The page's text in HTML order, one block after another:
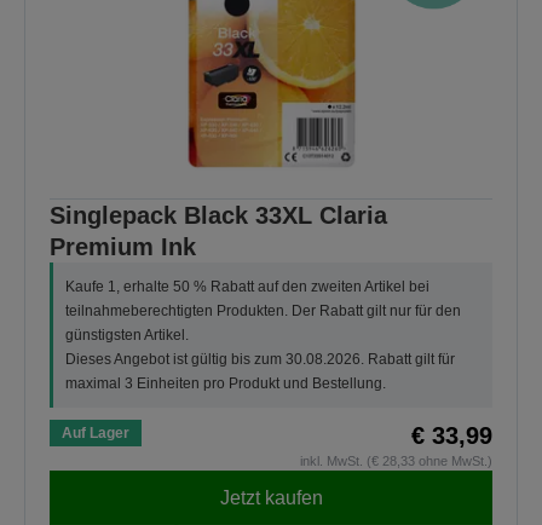
Singlepack Black 33XL Claria
Premium Ink
Kaufe 1, erhalte 50 % Rabatt auf den zweiten Artikel bei
teilnahmeberechtigten Produkten. Der Rabatt gilt nur für den
günstigsten Artikel.
Dieses Angebot ist gültig bis zum 30.08.2026. Rabatt gilt für
maximal 3 Einheiten pro Produkt und Bestellung.
Auf Lager € 33,99
inkl. MwSt. (€ 28,33 ohne MwSt.)
Jetzt kaufen